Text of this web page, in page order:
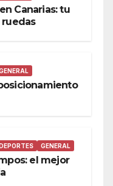
Canarias: tu
GENERAL
el mejor